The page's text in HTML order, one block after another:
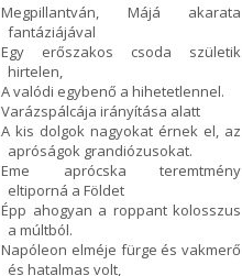
Megpillantván, Májá akarata
fantáziájával
Egy erőszakos csoda születik
hirtelen,
A valódi egybenő a hihetetlennel.
Varázspálcája irányítása alatt
A kis dolgok nagyokat érnek el, az
apróságok grandiózusokat.
Eme aprócska teremtmény
eltiporná a Földet
Épp ahogyan a roppant kolosszus
a múltból.
Napóleon elméje fürge és vakmerő
és hatalmas volt,